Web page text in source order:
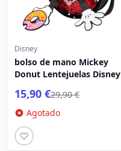
Disney
bolso de mano Mickey
Donut Lentejuelas Disney
15,90 €29,90 €
Agotado